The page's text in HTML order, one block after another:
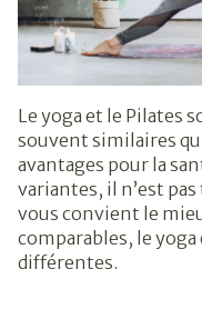
Le yoga et le Pilates
souvent similaires
avantages pour la
variantes, il n’est
vous convient le
comparables, le
différentes.